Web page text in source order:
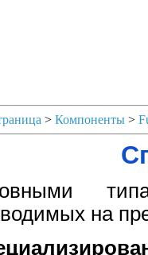
> Компоненты >
на